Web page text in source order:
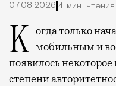
07.08.2026 4 мин. чтения
Когда только начались проблемы с мобильным и
появилось
степени